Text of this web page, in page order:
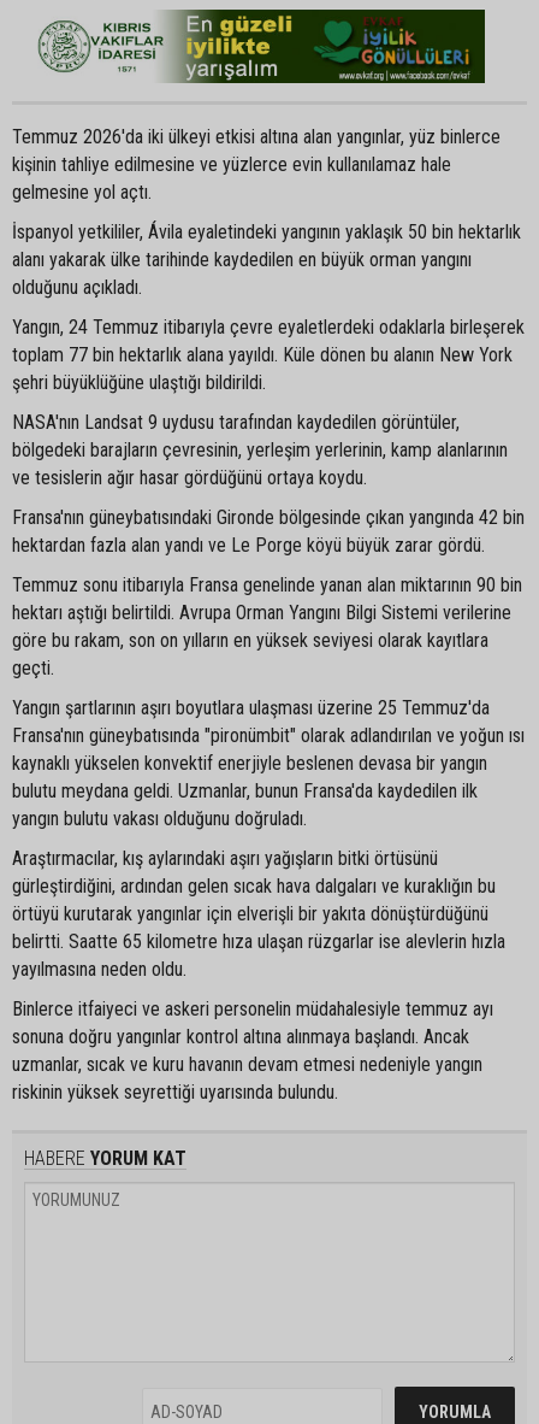
Temmuz 2026'da iki ülkeyi etkisi altına alan yangınlar, yüz binlerce
kişinin tahliye edilmesine ve yüzlerce evin kullanılamaz hale
gelmesine yol açtı.
İspanyol yetkililer, Ávila eyaletindeki yangının yaklaşık 50 bin hektarlık
alanı yakarak ülke tarihinde kaydedilen en büyük orman yangını
olduğunu açıkladı.
Yangın, 24 Temmuz itibarıyla çevre eyaletlerdeki odaklarla birleşerek
toplam 77 bin hektarlık alana yayıldı. Küle dönen bu alanın New York
şehri büyüklüğüne ulaştığı bildirildi.
NASA'nın Landsat 9 uydusu tarafından kaydedilen görüntüler,
bölgedeki barajların çevresinin, yerleşim yerlerinin, kamp alanlarının
ve tesislerin ağır hasar gördüğünü ortaya koydu.
Fransa'nın güneybatısındaki Gironde bölgesinde çıkan yangında 42 bin
hektardan fazla alan yandı ve Le Porge köyü büyük zarar gördü.
Temmuz sonu itibarıyla Fransa genelinde yanan alan miktarının 90 bin
hektarı aştığı belirtildi. Avrupa Orman Yangını Bilgi Sistemi verilerine
göre bu rakam, son on yılların en yüksek seviyesi olarak kayıtlara
geçti.
Yangın şartlarının aşırı boyutlara ulaşması üzerine 25 Temmuz'da
Fransa'nın güneybatısında "pironümbit" olarak adlandırılan ve yoğun ısı
kaynaklı yükselen konvektif enerjiyle beslenen devasa bir yangın
bulutu meydana geldi. Uzmanlar, bunun Fransa'da kaydedilen ilk
yangın bulutu vakası olduğunu doğruladı.
Araştırmacılar, kış aylarındaki aşırı yağışların bitki örtüsünü
gürleştirdiğini, ardından gelen sıcak hava dalgaları ve kuraklığın bu
örtüyü kurutarak yangınlar için elverişli bir yakıta dönüştürdüğünü
belirtti. Saatte 65 kilometre hıza ulaşan rüzgarlar ise alevlerin hızla
yayılmasına neden oldu.
Binlerce itfaiyeci ve askeri personelin müdahalesiyle temmuz ayı
sonuna doğru yangınlar kontrol altına alınmaya başlandı. Ancak
uzmanlar, sıcak ve kuru havanın devam etmesi nedeniyle yangın
riskinin yüksek seyrettiği uyarısında bulundu.
HABERE YORUM KAT